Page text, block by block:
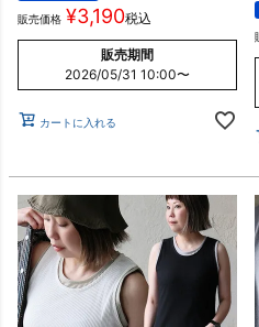
販売価格 ¥3,190税込
販売期間
2026/05/31 10:00〜
カートに入れる